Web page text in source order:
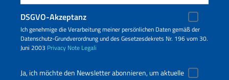
DSGVO-Akzeptanz
Ich genehmige die Verarbeitung meiner persönlichen Daten gemäß der
Datenschutz-Grundverordnung und des Gesetzesdekrets Nr. 196 vom 30.
Juni 2003 Privacy Note Legali
Ja, ich möchte den Newsletter abonnieren, um aktuelle